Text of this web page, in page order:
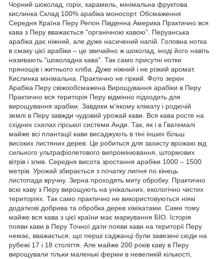
Чорний шоколад, горіх, карамель, мінімальна фруктова
кислинка Склад 100% арабіка моносорт. Обсмаження
Середня Країна Перу Регіон Південна Америка Практично вся
кава з Перу вважається "органічною кавою". Перуанська
арабіка дає ніжний, але дуже насичений напій. Головна нотка
в смаку цієї арабіки – це звичайно ж шоколад, іноді його навіть
називають "шоколадна кава". Так само присутні нотки
прянощів і житнього хліба. Дуже ніжний і не різкий аромат.
Кислинка мінімальна. Практично не гіркий. Фото зерен
Арабіка Перу свіжообсмажена Вирощування арабіки в Перу
Практично вся територія Перу відмінно підходить для
вирощування арабіки. Завдяки м'якому клімату і родючій
землі в Перу завжди чудовий урожай кави. Вся кава росте на
східних схилах гірської системи Анди. Так, як і в Гватемалі
майже всі плантації кави висаджують в тіні інших більш
високих листяних дерев. Це робиться для захисту врожаю від
сильного ультрафіолетового випромінювання, штормових
вітрів і злив. Середня висота зростання арабіки 1000 – 1500
метрів. Урожай збирається з початку липня по кінець
листопада вручну. Зерна проходять миту обробку. Практично
всю каву з Перу вирощують на унікальних, екологічно чистих
територіях. Так само практично не використовуються ніякі
додаткові добрива та обробка дерев хімікатами. Саме тому
майже вся кава з цієї країни має маркування БІО. Історія
появи кави в Перу Точної дати появи кави на території Перу
немає, вважається, що перші саджанці були завезені сюди на
рубежі 17 і 18 століття. Але майже 200 років каву в Перу
вирощували тільки маленькі ферми в невеликій кількості,